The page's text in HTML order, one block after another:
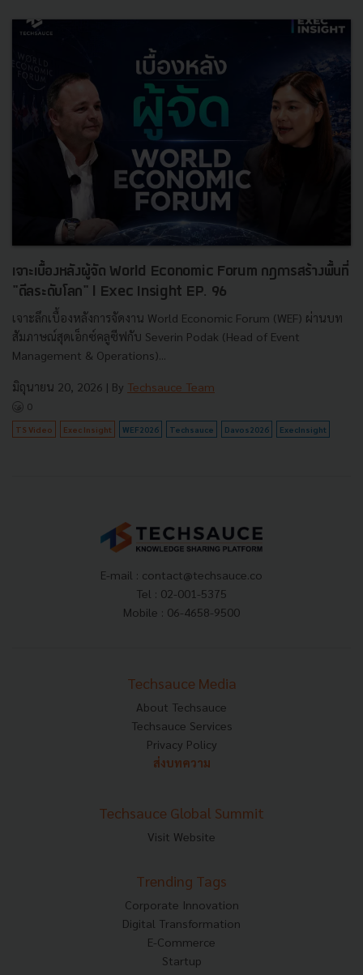
เจาะเบื้องหลังผู้จัด World Economic Forum กฎการสร้างพื้นที่
"ดีลระดับโลก" l Exec Insight EP. 96
เจาะลึกเบื้องหลังการจัดงาน World Economic Forum (WEF) ผ่านบท
สัมภาษณ์สุดเอ็กซ์คลูซีฟกับ Severin Podak (Head of Event
Management & Operations)...
มิถุนายน 20, 2026 | By Techsauce Team
0
TS Video Exec Insight WEF2026 Techsauce Davos2026 ExecInsight
E-mail : contact@techsauce.co
Tel : 02-001-5375
Mobile : 06-4658-9500
Techsauce Media
About Techsauce
Techsauce Services
Privacy Policy
ส่งบทความ
Techsauce Global Summit
Visit Website
Trending Tags
Corporate Innovation
Digital Transformation
E-Commerce
Startup